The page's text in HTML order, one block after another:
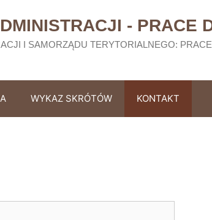
- PRACE
I SAMORZĄDU TERYTORIALNEGO:
WYKAZ SKRÓTÓW KONTAKT